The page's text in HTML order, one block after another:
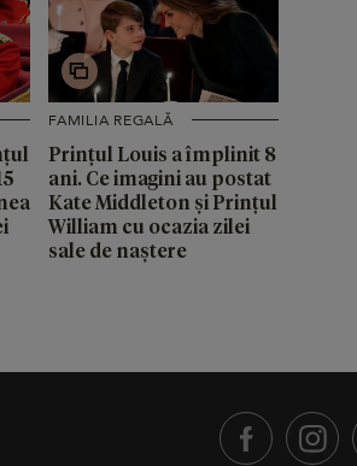
FAMILIA REGALĂ
Prințul Louis a împlinit 8
ani. Ce imagini au postat
Kate Middleton și Prințul
William cu ocazia zilei
sale de naștere